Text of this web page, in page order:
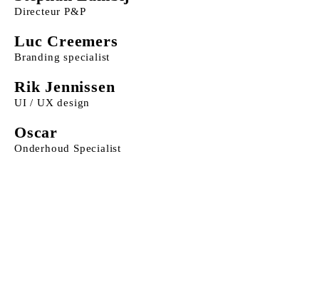
Directeur P&P
Luc Creemers
Branding specialist
Rik Jennissen
UI / UX design
Oscar
Onderhoud Specialist